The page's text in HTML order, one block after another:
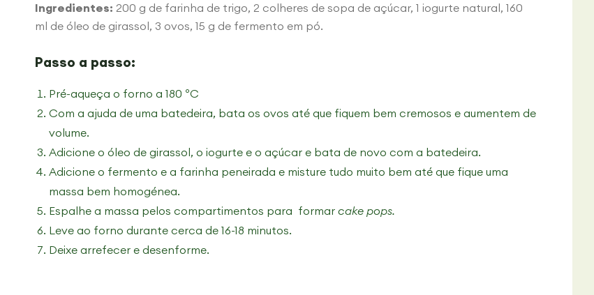
Ingredientes: 200 g de farinha de trigo, 2 colheres de sopa de açúcar, 1 iogurte natural, 160
ml de óleo de girassol, 3 ovos, 15 g de fermento em pó.
Passo a passo:
Pré-aqueça o forno a 180 ºC
Com a ajuda de uma batedeira, bata os ovos até que fiquem bem cremosos e aumentem de
volume.
Adicione o óleo de girassol, o iogurte e o açúcar e bata de novo com a batedeira.
Adicione o fermento e a farinha peneirada e misture tudo muito bem até que fique uma
massa bem homogénea.
Espalhe a massa pelos compartimentos para formar cake pops.
Leve ao forno durante cerca de 16-18 minutos.
Deixe arrefecer e desenforme.